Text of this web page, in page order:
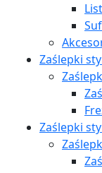
Zaślepki
Zaślepki